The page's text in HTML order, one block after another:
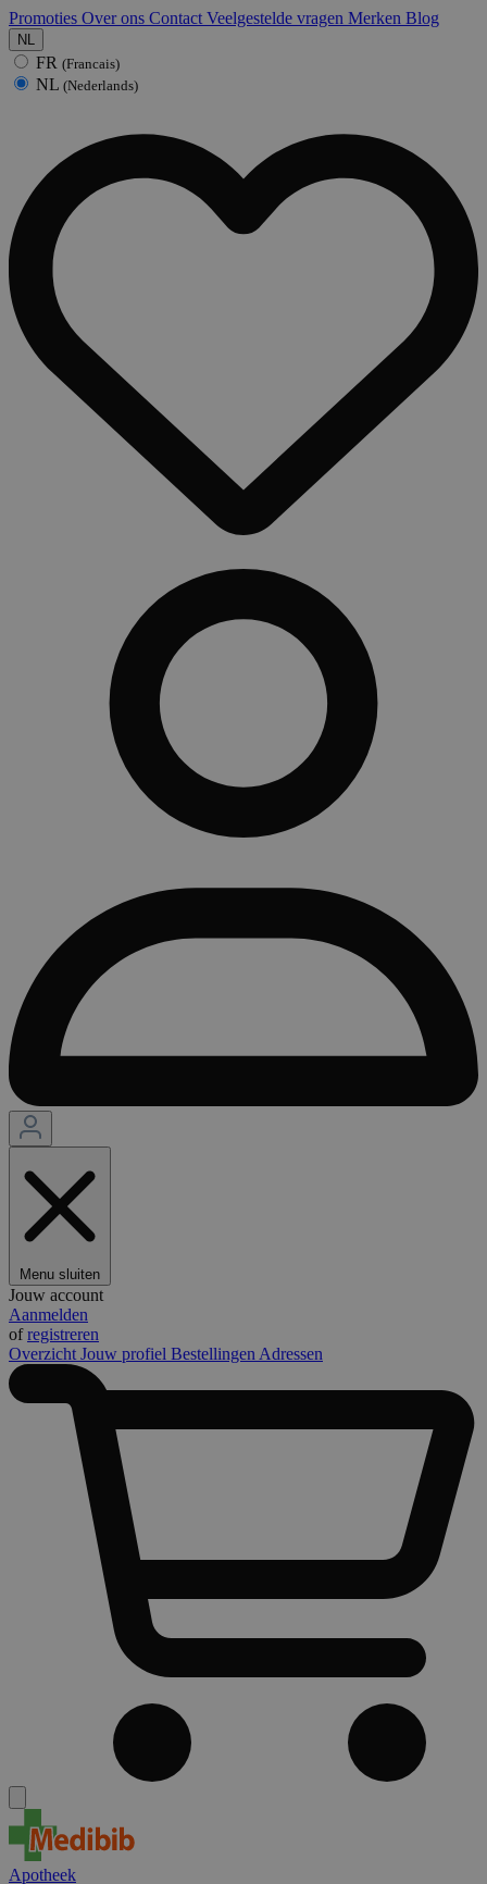
Promoties Over ons Contact Veelgestelde vragen Merken Blog
NL
FR (Francais)
NL (Nederlands)
Menu sluiten
Jouw account
Aanmelden
ofregistreren
Overzicht Jouw profiel Bestellingen Adressen
Apotheek